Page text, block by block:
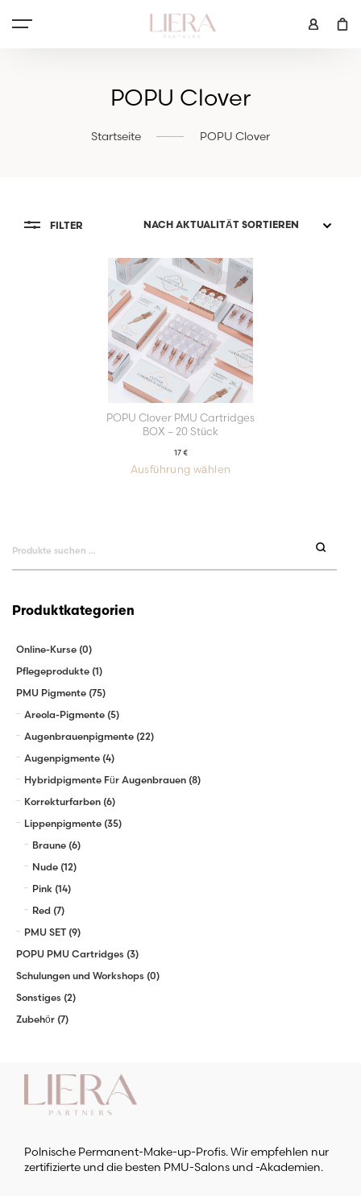
POPU Clover
Startseite POPU Clover
FILTER
POPU Clover PMU Cartridges
BOX – 20 Stück
17€
Ausführung wählen
der
Suchen
nach:
Produktkategorien
Online-Kurse (0)
Pflegeprodukte (1)
PMU Pigmente (75)
Areola-Pigmente (5)
Augenbrauenpigmente (22)
Augenpigmente (4)
Hybridpigmente Für Augenbrauen (8)
Korrekturfarben (6)
Lippenpigmente (35)
Braune (6)
Nude (12)
Pink (14)
Red (7)
PMU SET (9)
POPU PMU Cartridges (3)
Schulungen und Workshops (0)
Sonstiges (2)
Zubehör (7)
Polnische Permanent-Make-up-Profis. Wir empfehlen nur
zertifizierte und die besten PMU-Salons und -Akademien.